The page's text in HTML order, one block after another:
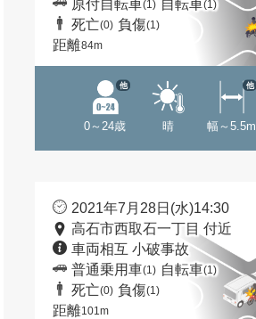
原付自転車(1) 自転車(1)
死亡(0) 負傷(1)
距離84m
0～24歳
他
晴 幅～5.5m
他
2021年7月28日(水)14:30
高石市西取石一丁目 付近
車両相互 小破事故
普通乗用車(1) 自転車(1)
死亡(0) 負傷(1)
距離101m